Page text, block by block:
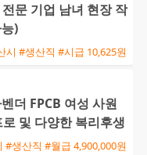
문 기업 남녀 현장 작
)
시 #생산직 #시급 10,625원
더 FPCB 여성 사원
및 다양한 복리후생
#생산직 #월급 4,900,000원